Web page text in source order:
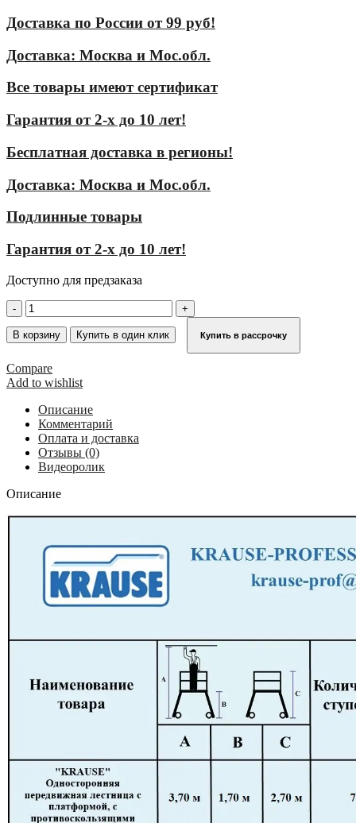
Доставка по России от 99 руб!
Доставка: Москва и Мос.обл.
Все товары имеют сертификат
Гарантия от 2-х до 10 лет!
Бесплатная доставка в регионы!
Доставка: Москва и Мос.обл.
Подлинные товары
Гарантия от 2-х до 10 лет!
Доступно для предзаказа
Количество
товара
Односторонняя
лестница
с
платформой,
с
противоскользящими
ступенями
и
большой
платформой
KRAUSE
7
821058
В корзину Купить в один клик Купить в рассрочку
Compare
Add to wishlist
Описание
Комментарий
Оплата и доставка
Отзывы (0)
Видеоролик
Описание